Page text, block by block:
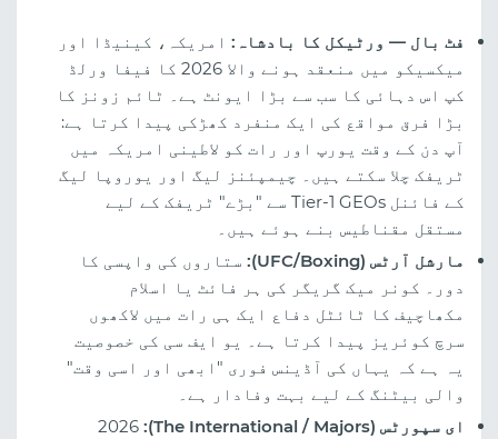
فٹ بال — ورٹیکل کا بادشاہ: امریکہ، کینیڈا اور
میکسیکو میں منعقد ہونے والا 2026 کا فیفا ورلڈ
کپ اس دہائی کا سب سے بڑا ایونٹ ہے۔ ٹائم زونز کا
بڑا فرق مواقع کی ایک منفرد کھڑکی پیدا کرتا ہے:
آپ دن کے وقت یورپ اور رات کو لاطینی امریکہ میں
ٹریفک چلا سکتے ہیں۔ چیمپئنز لیگ اور یوروپا لیگ
کے فائنل Tier-1 GEOs سے "بڑے" ٹریفک کے لیے
مستقل مقناطیس بنے ہوئے ہیں۔
مارشل آرٹس (UFC/Boxing):
ستاروں کی واپسی کا
دور۔ کونر میک گریگر کی ہر فائٹ یا اسلام
مکھاچیف کا ٹائٹل دفاع ایک ہی رات میں لاکھوں
سرچ کوئریز پیدا کرتا ہے۔ یو ایف سی کی خصوصیت
یہ ہے کہ یہاں کی آڈینس فوری "ابھی اور اسی وقت"
والی بیٹنگ کے لیے بہت وفادار ہے۔
ای سپورٹس (The International / Majors):
2026